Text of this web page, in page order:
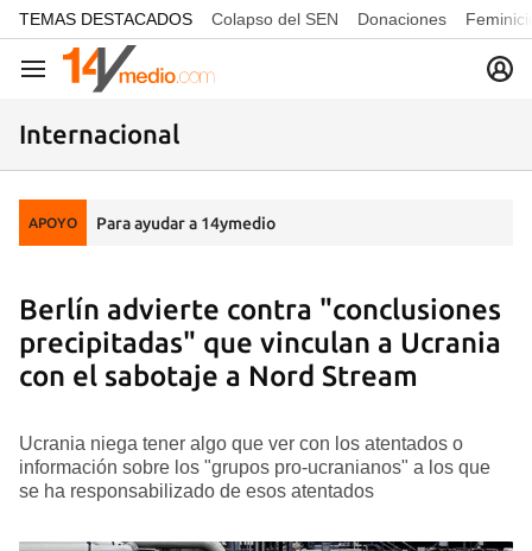
common.go-to-content
TEMAS DESTACADOS Colapso del SEN Donaciones
Navegación
Internacional
APOYO Para ayudar a 14ymedio
Berlín advierte contra "conclusiones
precipitadas" que vinculan a Ucrania
con el sabotaje a Nord Stream
Ucrania niega tener algo que ver con los atentados o
información sobre los "grupos pro-ucranianos" a los que
se ha responsabilizado de esos atentados